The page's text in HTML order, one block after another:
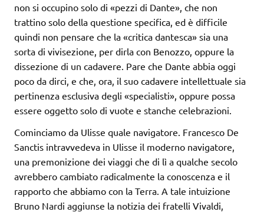
non si occupino solo di «pezzi di Dante», che non
trattino solo della questione specifica, ed è difficile
quindi non pensare che la «critica dantesca» sia una
sorta di vivisezione, per dirla con Benozzo, oppure la
dissezione di un cadavere. Pare che Dante abbia oggi
poco da dirci, e che, ora, il suo cadavere intellettuale sia
pertinenza esclusiva degli «specialisti», oppure possa
essere oggetto solo di vuote e stanche celebrazioni.
Cominciamo da Ulisse quale navigatore. Francesco De
Sanctis intravvedeva in Ulisse il moderno navigatore,
una premonizione dei viaggi che di lì a qualche secolo
avrebbero cambiato radicalmente la conoscenza e il
rapporto che abbiamo con la Terra. A tale intuizione
Bruno Nardi aggiunse la notizia dei fratelli Vivaldi,